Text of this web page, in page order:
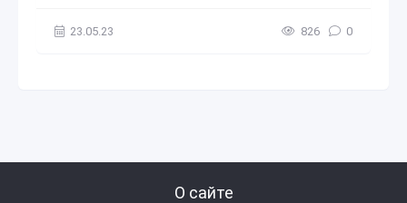
23.05.23 826 0
О сайте